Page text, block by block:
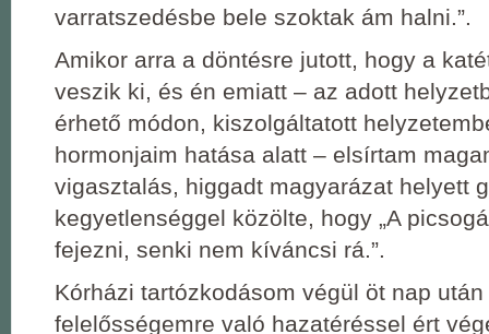
varratszedésbe bele szoktak ám halni.”.
Amikor arra a döntésre jutott, hogy a
veszik ki, és én emiatt – az adott
érhető módon, kiszolgáltatott
hormonjaim hatása alatt – elsírtam
vigasztalás, higgadt magyarázat helyett
kegyetlenséggel közölte, hogy „A
fejezni, senki nem kíváncsi rá.”.
Kórházi tartózkodásom végül öt nap
felelősségemre való hazatéréssel ért